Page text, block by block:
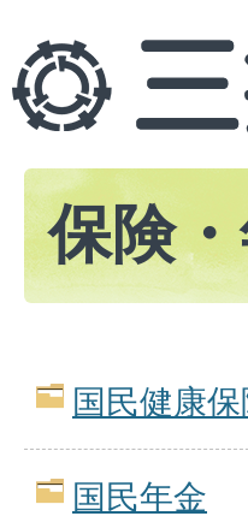
保険
国民健康保
国民年金